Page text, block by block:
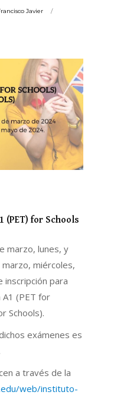
Javier
(PET) for Schools
marzo, lunes, y
miércoles,
para
(PET for
Schools).
exámenes es
a través de la
web/instituto-